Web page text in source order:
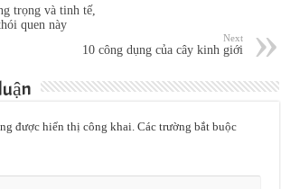
trọng và tinh tế,
quen này
Next
10 công dụng của cây kinh giới
được hiển thị công khai. Các trường bắt buộc